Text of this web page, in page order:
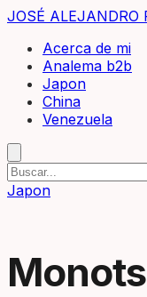
JOSÉ ALEJANDRO
Acerca de mi
Analema b2b
Japon
China
Venezuela
Japon